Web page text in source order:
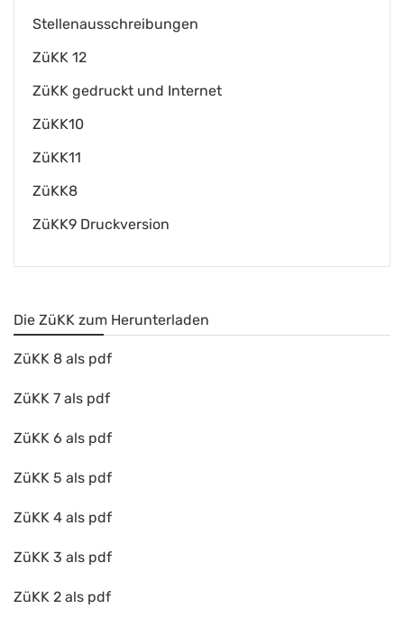
Stellenausschreibungen
ZüKK 12
ZüKK gedruckt und Internet
ZüKK10
ZüKK11
ZüKK8
ZüKK9 Druckversion
Die ZüKK zum Herunterladen
ZüKK 8 als pdf
ZüKK 7 als pdf
ZüKK 6 als pdf
ZüKK 5 als pdf
ZüKK 4 als pdf
ZüKK 3 als pdf
ZüKK 2 als pdf